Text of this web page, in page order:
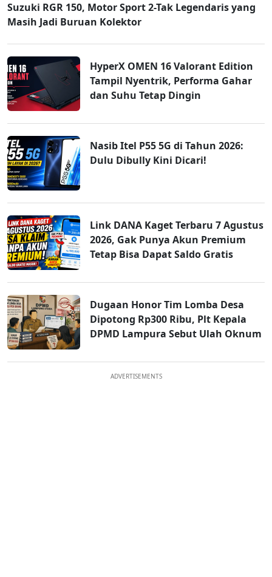
Suzuki RGR 150, Motor Sport 2-Tak Legendaris yang
Masih Jadi Buruan Kolektor
HyperX OMEN 16 Valorant Edition
Tampil Nyentrik, Performa Gahar
dan Suhu Tetap Dingin
Nasib Itel P55 5G di Tahun 2026:
Dulu Dibully Kini Dicari!
Link DANA Kaget Terbaru 7 Agustus
2026, Gak Punya Akun Premium
Tetap Bisa Dapat Saldo Gratis
Dugaan Honor Tim Lomba Desa
Dipotong Rp300 Ribu, Plt Kepala
DPMD Lampura Sebut Ulah Oknum
ADVERTISEMENTS